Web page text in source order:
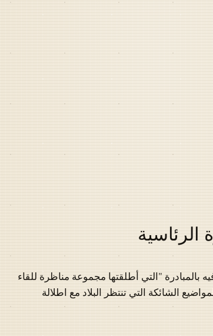
الرئاسية
"التي أطلقتها مجموعة مناظرة للقاء
الشائكة التي تنتظر البلاد مع اطلالة